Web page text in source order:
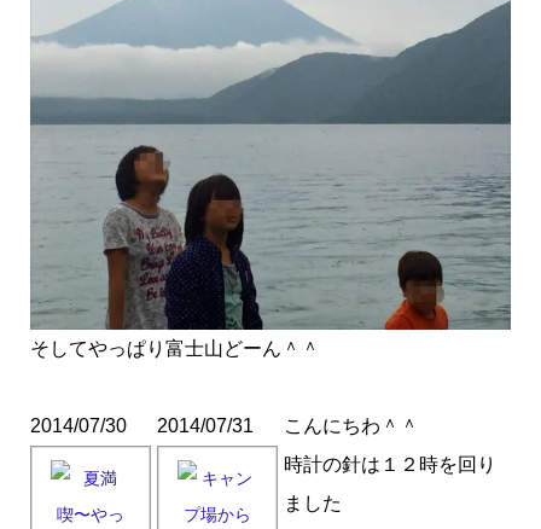
そしてやっぱり富士山どーん＾＾
2014/07/30 2014/07/31
こんにちわ＾＾
時計の針は１２時を回り
ました